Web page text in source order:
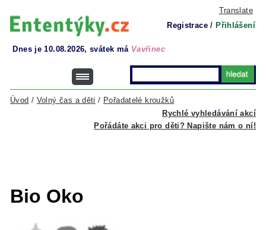
Translate
Registrace / Přihlášení
Dnes je 10.08.2026, svátek má Vavřinec
Rychlé vyhledávání akcí
Úvod / Volný čas a děti / Pořadatelé kroužků
Pořádáte akci pro děti? Napište nám o ní!
Bio Oko